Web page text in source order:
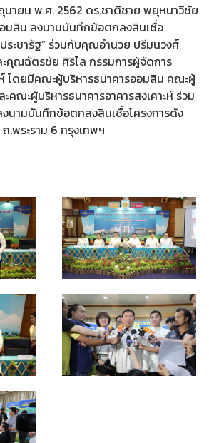
นายน พ.ศ. 2562 ดร.ชาติชาย พยุหนาวีชัย
มสิน ลงนามบันทึกข้อตกลงสินเชื่อ
ระชารัฐ” ร่วมกับคุณอำนวย ปรีมนวงศ์
คุณฉัตรชัย ศิริไล กรรมการผู้จัดการ
ห์ โดยมีคณะผู้บริหารธนาคารออมสิน คณะผู้
คณะผู้บริหารธนาคารอาคารสงเคาะห์ ร่วม
นามบันทึกข้อตกลงสินเชื่อโครงการดัง
.พระราม 6 กรุงเทพฯ